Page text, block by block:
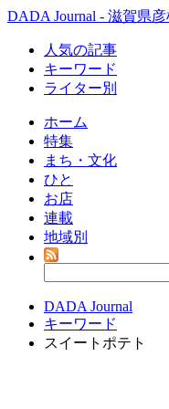
DADA Journal - 滋賀県
人気の記事
キーワード
ライター別
ホーム
特集
まち・文化
ひと
お店
連載
地域別
DADA Journal
キーワード
スイートポテト